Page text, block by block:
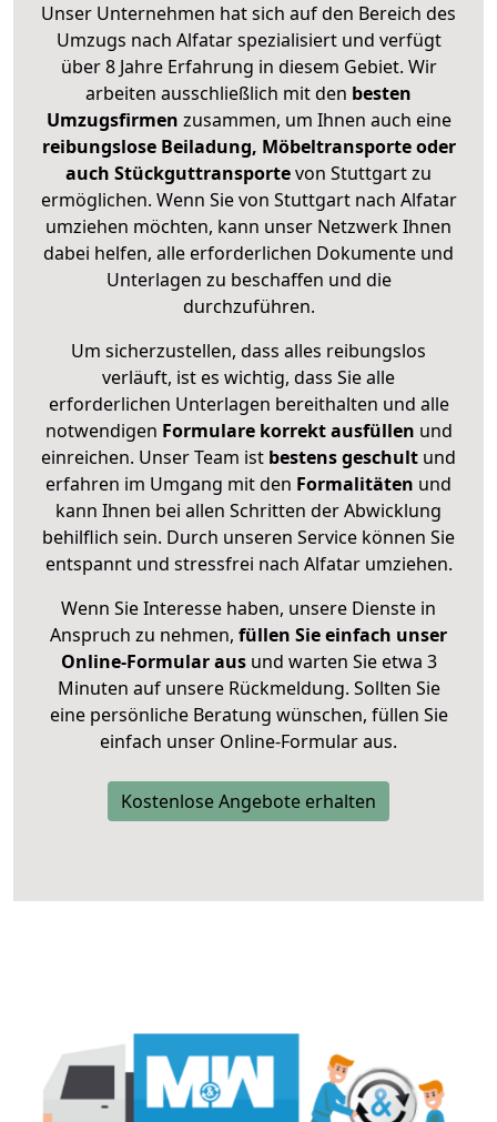
Unser Unternehmen hat sich auf den Bereich des
Umzugs nach Alfatar spezialisiert und verfügt
über 8 Jahre Erfahrung in diesem Gebiet. Wir
arbeiten ausschließlich mit den besten
Umzugsfirmen zusammen, um Ihnen auch eine
reibungslose Beiladung, Möbeltransporte oder
auch Stückguttransportevon Stuttgart zu
ermöglichen. Wenn Sie von Stuttgart nach Alfatar
umziehen möchten, kann unser Netzwerk Ihnen
dabei helfen, alle erforderlichen Dokumente und
Unterlagen zu beschaffen und die
durchzuführen.
Um sicherzustellen, dass alles reibungslos
verläuft, ist es wichtig, dass Sie alle
erforderlichen Unterlagen bereithalten und alle
notwendigen Formulare korrekt ausfüllen und
einreichen. Unser Team ist bestens geschult und
erfahren im Umgang mit den Formalitäten und
kann Ihnen bei allen Schritten der Abwicklung
behilflich sein. Durch unseren Service können Sie
entspannt und stressfrei nach Alfatar umziehen.
Wenn Sie Interesse haben, unsere Dienste in
Anspruch zu nehmen, füllen Sie einfach unser
Online-Formular ausund warten Sie etwa 3
Minuten auf unsere Rückmeldung. Sollten Sie
eine persönliche Beratung wünschen, füllen Sie
einfach unser Online-Formular aus.
Kostenlose Angebote erhalten